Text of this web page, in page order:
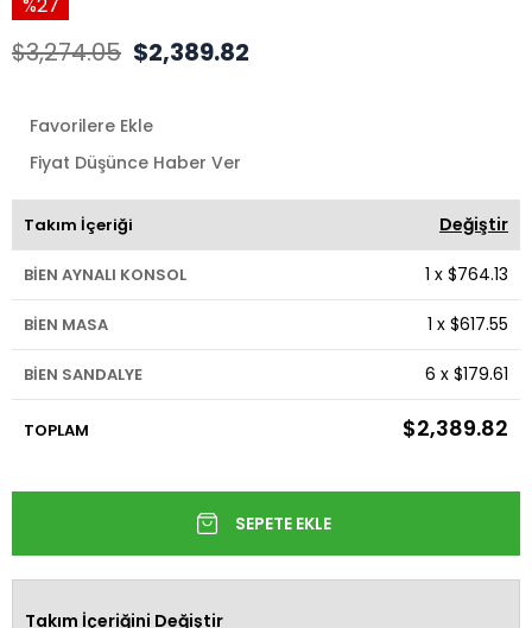
$3,274.05 $2,389.82
Favorilere Ekle
Fiyat Düşünce Haber Ver
Takım İçeriği Değiştir
BİEN AYNALI KONSOL 1 x $764.13
BİEN MASA 1 x $617.55
BİEN SANDALYE 6 x $179.61
TOPLAM $2,389.82
Takım İçeriğini Değiştir